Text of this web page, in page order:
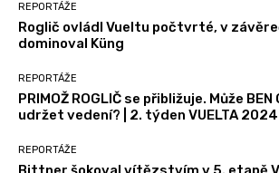
REPORTÁŽE
Roglič ovládl Vueltu počtvrté, v
dominoval Küng
REPORTÁŽE
PRIMOŽ ROGLIČ se přibližuje. Může BEN
udržet vedení? | 2. týden VUELTA 2024
REPORTÁŽE